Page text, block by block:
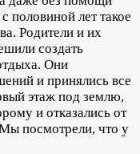
половиной лет такое
Родители и их
создать
Они
и принялись все
этаж под землю,
и отказались от
посмотрели, что у